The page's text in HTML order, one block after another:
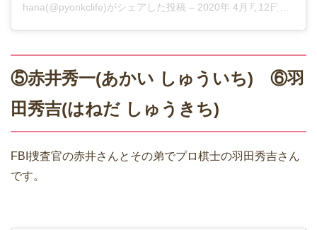
hana(@pyonkclife)がシェアした投稿 – 2020年 4月月12日午後8時26分PDT
⑤赤井秀一(あかい しゅういち) ⑥羽
田秀吉(はねだ しゅうきち)
FBI捜査官の赤井さんとその弟でプロ棋士の羽田秀吉さん
です。